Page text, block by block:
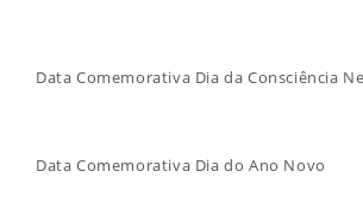
Data Comemorativa Dia da Consciência
Data Comemorativa Dia do Ano Novo